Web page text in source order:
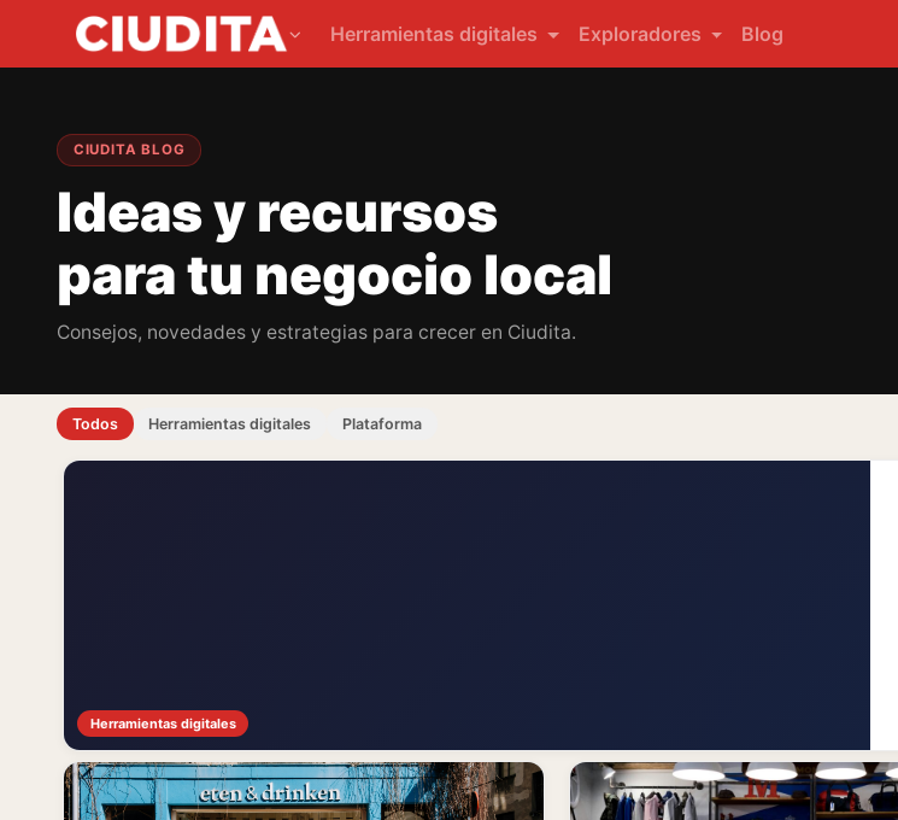
Herramientas digitales Exploradores Blog
CIUDITA BLOG
Ideas y recursos
para tu negocio local
Consejos, novedades y estrategias para crecer en Ciudita.
Todos Herramientas digitales Plataforma
Herramientas digitales